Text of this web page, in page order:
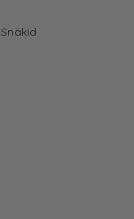
Snäkid